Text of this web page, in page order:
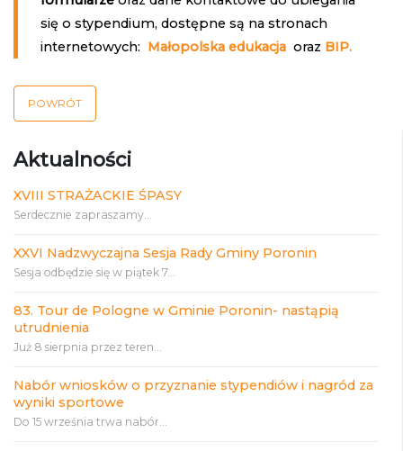
Aktualności
XVIII STRAŻACKIE ŚPASY
Serdecznie zapraszamy...
XXVI Nadzwyczajna Sesja Rady Gminy Poronin
Sesja odbędzie się w piątek 7...
83. Tour de Pologne w Gminie Poronin- nastąpią
utrudnienia
Już 8 sierpnia przez teren...
Nabór wniosków o przyznanie stypendiów i nagród za
wyniki sportowe
Do 15 września trwa nabór...
się o stypendium, dostępne są na stronach
internetowych: Małopolska edukacja oraz BIP.
POWRÓT